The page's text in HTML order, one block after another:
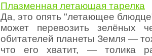
Плазменная летающая тарелка
Да, это опять "летающее
может перевозить зелёных
обитателей планеты Земля —
что его хватит, — толика